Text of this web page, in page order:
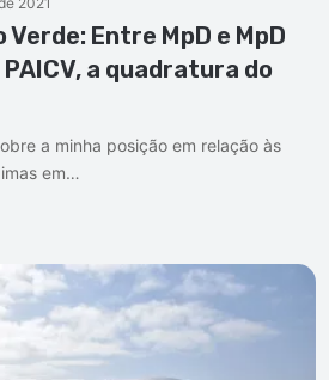
Verde: Entre MpD e MpD
a quadratura do
a minha posição em relação às
em…